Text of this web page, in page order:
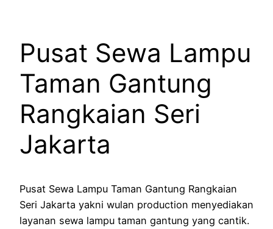
Pusat Sewa Lampu
Taman Gantung
Rangkaian Seri
Jakarta
Pusat Sewa Lampu Taman Gantung Rangkaian
Seri Jakarta yakni wulan production menyediakan
layanan sewa lampu taman gantung yang cantik.